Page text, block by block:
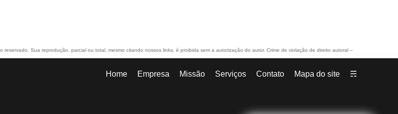
reservado. Sua reprodução, parcial ou total, mesmo citando nossos links, é proibida sem a autorização do autor. Crime de violação de direito autoral –
Home Empresa Missão Serviços Contato Mapa do site ☴